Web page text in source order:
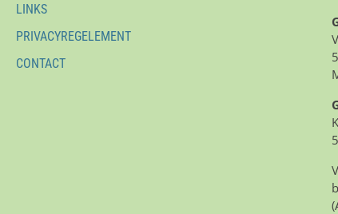
LINKS
PRIVACYREGELEMENT
CONTACT